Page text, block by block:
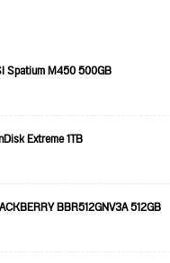
Spatium M450 500GB
Extreme 1TB
BBR512GNV3A 512GB